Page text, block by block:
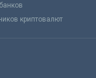
криптовалют